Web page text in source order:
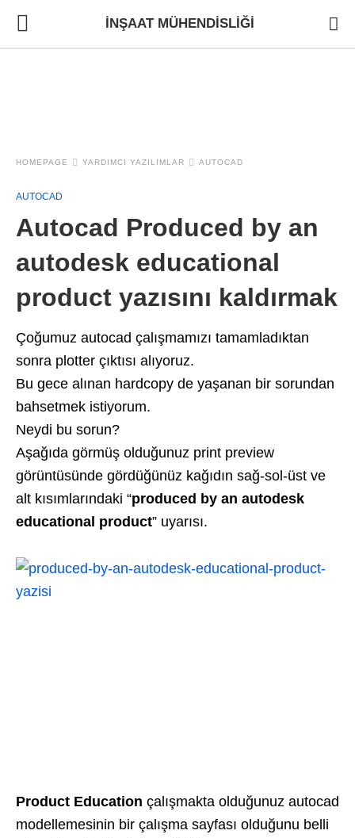
İNŞAAT MÜHENDISLIĞI
HOMEPAGE YARDIMCI YAZILIMLAR AUTOCAD
AUTOCAD
Autocad Produced by an
autodesk educational
product yazısını kaldırmak
Çoğumuz autocad çalışmamızı tamamladıktan
sonra plotter çıktısı alıyoruz.
Bu gece alınan hardcopy de yaşanan bir sorundan
bahsetmek istiyorum.
Neydi bu sorun?
Aşağıda görmüş olduğunuz print preview
görüntüsünde gördüğünüz kağıdın sağ-sol-üst ve
alt kısımlarındaki “produced by an autodesk
educational product” uyarısı.
Product Education çalışmakta olduğunuz autocad
modellemesinin bir çalışma sayfası olduğunu belli